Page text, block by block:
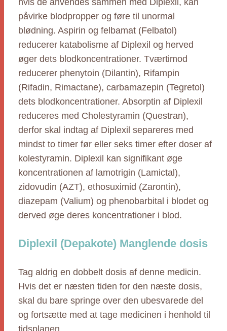
hvis de anvendes sammen med Diplexil, kan
påvirke blodpropper og føre til unormal
blødning. Aspirin og felbamat (Felbatol)
reducerer katabolisme af Diplexil og herved
øger dets blodkoncentrationer. Tværtimod
reducerer phenytoin (Dilantin), Rifampin
(Rifadin, Rimactane), carbamazepin (Tegretol)
dets blodkoncentrationer. Absorptin af Diplexil
reduceres med Cholestyramin (Questran),
derfor skal indtag af Diplexil separeres med
mindst to timer før eller seks timer efter doser af
kolestyramin. Diplexil kan signifikant øge
koncentrationen af lamotrigin (Lamictal),
zidovudin (AZT), ethosuximid (Zarontin),
diazepam (Valium) og phenobarbital i blodet og
derved øge deres koncentrationer i blod.
Diplexil (Depakote) Manglende dosis
Tag aldrig en dobbelt dosis af denne medicin.
Hvis det er næsten tiden for den næste dosis,
skal du bare springe over den ubesvarede del
og fortsætte med at tage medicinen i henhold til
tidsplanen.